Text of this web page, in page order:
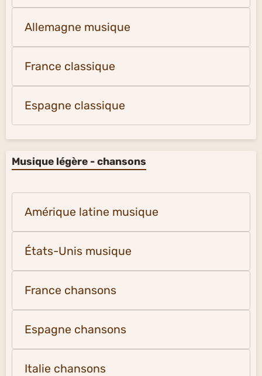
Allemagne musique
France classique
Espagne classique
Musique légère - chansons
Amérique latine musique
États-Unis musique
France chansons
Espagne chansons
Italie chansons